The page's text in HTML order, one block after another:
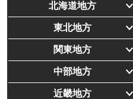
北海道地方
東北地方
関東地方
中部地方
近畿地方